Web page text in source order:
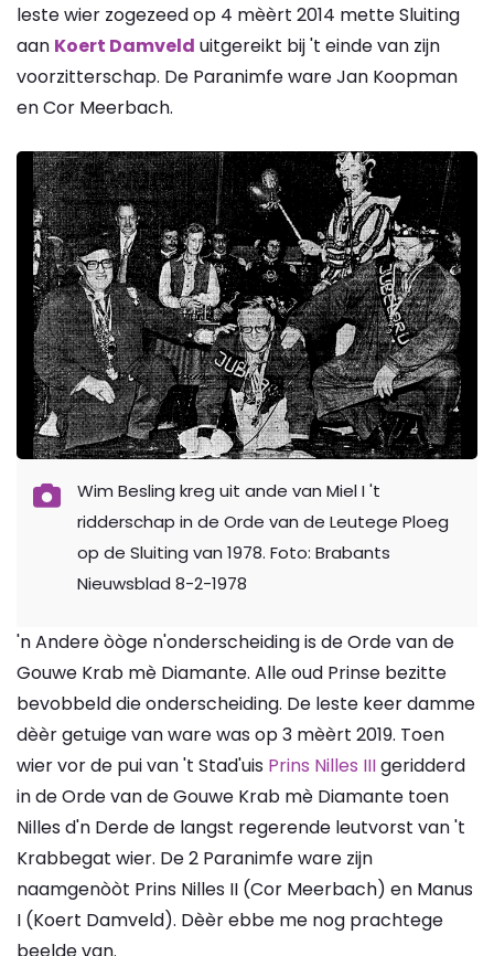
leste wier zogezeed op 4 mèèrt 2014 mette Sluiting
aan Koert Damveld uitgereikt bij 't einde van zijn
voorzitterschap. De Paranimfe ware Jan Koopman
en Cor Meerbach.
Wim Besling kreg uit ande van Miel I 't
ridderschap in de Orde van de Leutege Ploeg
op de Sluiting van 1978. Foto: Brabants
Nieuwsblad 8-2-1978
'n Andere òòge n'onderscheiding is de Orde van de
Gouwe Krab mè Diamante. Alle oud Prinse bezitte
bevobbeld die onderscheiding. De leste keer damme
dèèr getuige van ware was op 3 mèèrt 2019. Toen
wier vor de pui van 't Stad'uis Prins Nilles IIIgeridderd
in de Orde van de Gouwe Krab mè Diamante toen
Nilles d'n Derde de langst regerende leutvorst van 't
Krabbegat wier. De 2 Paranimfe ware zijn
naamgenòòt Prins Nilles II (Cor Meerbach) en Manus
I (Koert Damveld). Dèèr ebbe me nog prachtege
beelde van.